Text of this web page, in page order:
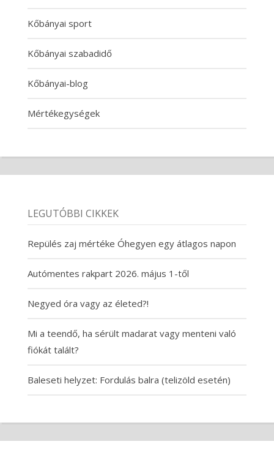
Kőbányai sport
Kőbányai szabadidő
Kőbányai-blog
Mértékegységek
LEGUTÓBBI CIKKEK
Repülés zaj mértéke Óhegyen egy átlagos napon
Autómentes rakpart 2026. május 1-től
Negyed óra vagy az életed?!
Mi a teendő, ha sérült madarat vagy menteni való
fiókát talált?
Baleseti helyzet: Fordulás balra (telizöld esetén)